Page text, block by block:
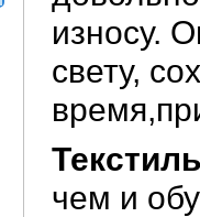
износу.
свету,
чем и